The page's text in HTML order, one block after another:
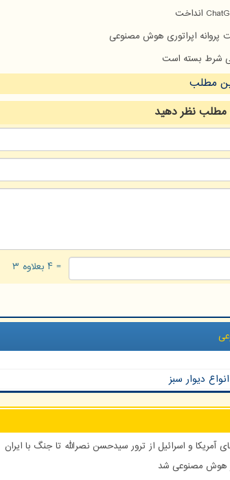
شرط بسته است
مطلب
مطلبنظر دهید
= ۴ بعلاوه ۳
دیوار سبز
و اسرائیل از ترور سیدحسن نصرالله تا جنگ با ایران